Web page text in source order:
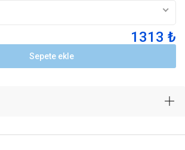
1313 ₺
Sepete ekle